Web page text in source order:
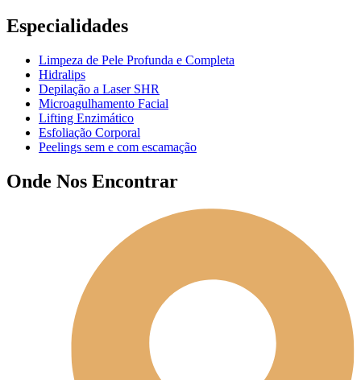
Especialidades
Limpeza de Pele Profunda e Completa
Hidralips
Depilação a Laser SHR
Microagulhamento Facial
Lifting Enzimático
Esfoliação Corporal
Peelings sem e com escamação
Onde Nos Encontrar